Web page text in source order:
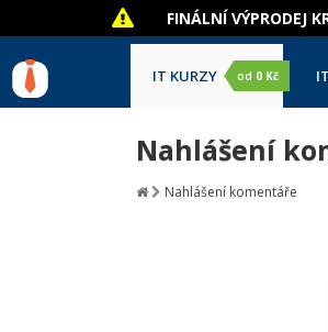
FINÁLNÍ VÝPRODEJ
IT KURZY od 0 Kč
Nahlášení
Nahlášení komentáře